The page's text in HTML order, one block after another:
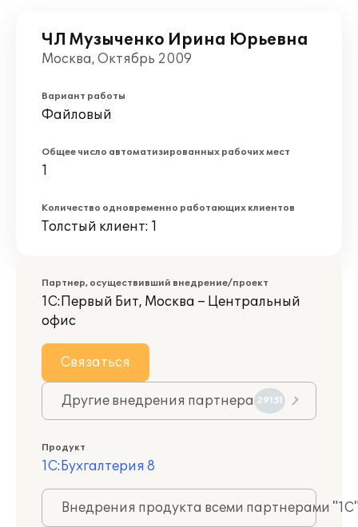
ЧЛ Музыченко Ирина Юрьевна
Москва, Октябрь 2009
Вариант работы
Файловый
Общее число автоматизированных рабочих мест
1
Количество одновременно работающих клиентов
Толстый клиент: 1
Партнер, осуществивший внедрение/проект
1С:Первый Бит, Москва – Центральный
офис
Связаться
Другие внедрения партнера 29151
Продукт
1С:Бухгалтерия 8
Внедрения продукта всеми партнерами